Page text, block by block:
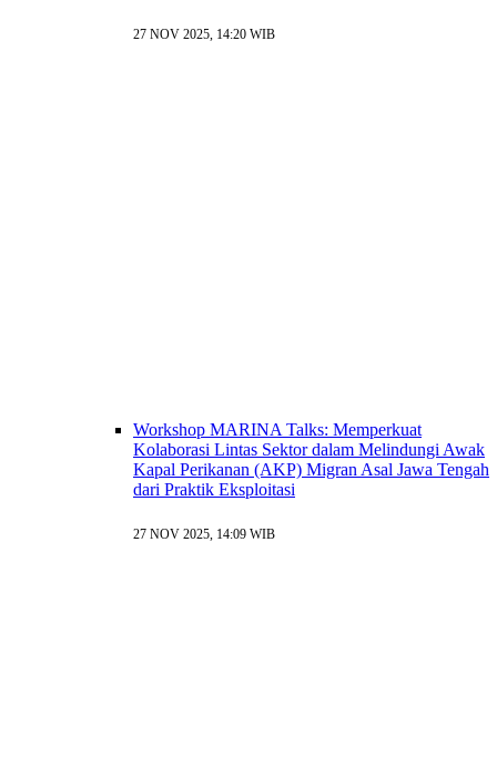
27 NOV 2025, 14:20 WIB
Workshop MARINA Talks: Memperkuat
Kolaborasi Lintas Sektor dalam Melindungi Awak
Kapal Perikanan (AKP) Migran Asal Jawa Tengah
dari Praktik Eksploitasi
27 NOV 2025, 14:09 WIB